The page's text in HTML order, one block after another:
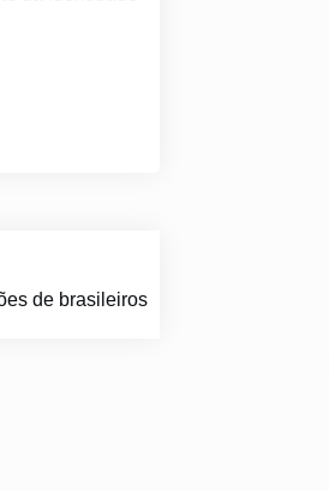
de brasileiros